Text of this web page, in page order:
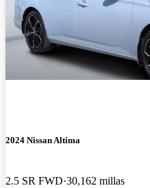
2024 Nissan Altima
2.5 SR FWD 30,162 millas